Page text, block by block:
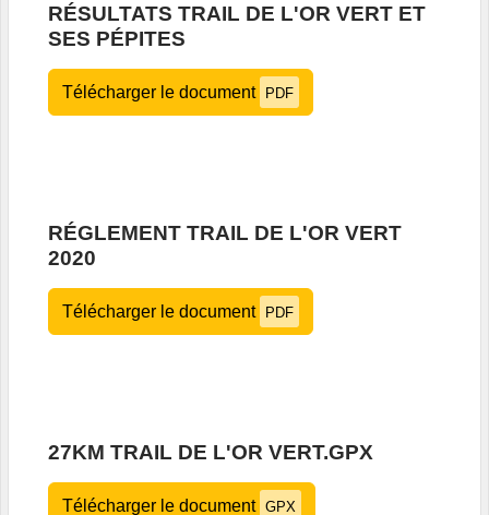
RÉSULTATS TRAIL DE L'OR VERT ET
SES PÉPITES
Télécharger le document PDF
RÉGLEMENT TRAIL DE L'OR VERT
2020
Télécharger le document PDF
27KM TRAIL DE L'OR VERT.GPX
Télécharger le document GPX